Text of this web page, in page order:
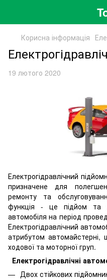
Корисна інформація
19 лютого 2020
Електрогідравлічний
призначене для
ремонту та
функція - це підйом та
автомобіля на період
Електрогідравлічний
атрибутом
ходової та моторної груп.
Електрогідравлічні
Двох стійкових